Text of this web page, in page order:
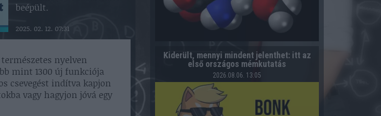
beépült.
2025. 02. 12. 07:31
nyelven
mint 1300 új funkciója
csevegést indítva kapjon
vagy hagyjon jóvá egy
Kiderült, mennyi mindent jelenthet: itt az
első országos mémkutatás
2026.08.06. 13:05